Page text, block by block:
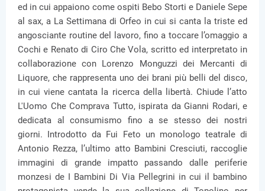
ed in cui appaiono come ospiti Bebo Storti e Daniele Sepe
al sax, a La Settimana di Orfeo in cui si canta la triste ed
angosciante routine del lavoro, fino a toccare l’omaggio a
Cochi e Renato di Ciro Che Vola, scritto ed interpretato in
collaborazione con Lorenzo Monguzzi dei Mercanti di
Liquore, che rappresenta uno dei brani più belli del disco,
in cui viene cantata la ricerca della libertà. Chiude l’atto
L'Uomo Che Comprava Tutto, ispirata da Gianni Rodari, e
dedicata al consumismo fino a se stesso dei nostri
giorni. Introdotto da Fui Feto un monologo teatrale di
Antonio Rezza, l’ultimo atto Bambini Cresciuti, raccoglie
immagini di grande impatto passando dalle periferie
monzesi de I Bambini Di Via Pellegrini in cui il bambino